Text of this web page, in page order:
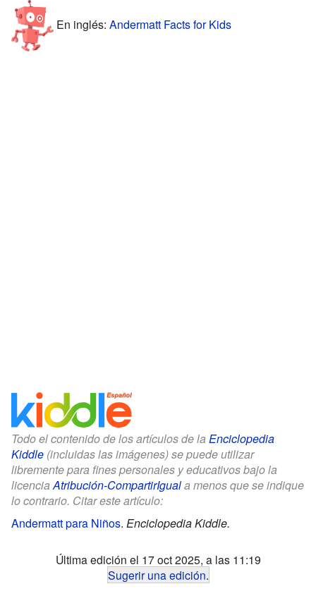
En inglés: Andermatt Facts for Kids
Todo el contenido de los artículos de la Enciclopedia
Kiddle (incluidas las imágenes) se puede utilizar
libremente para fines personales y educativos bajo la
licenciaAtribución-CompartirIguala menos que se indique
lo contrario. Citar este artículo:
Andermatt para Niños. Enciclopedia Kiddle.
Última edición el 17 oct 2025, a las 11:19
Sugerir una edición.